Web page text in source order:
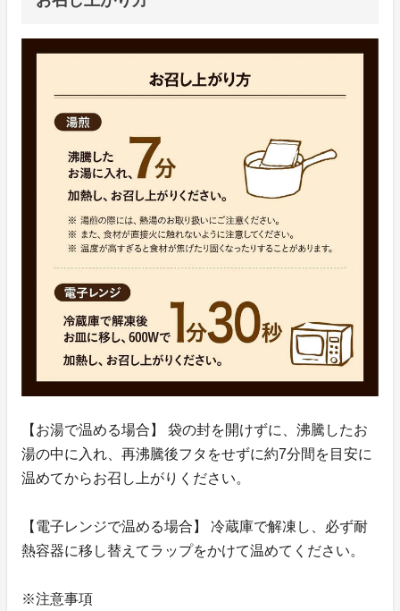
【お湯で温める場合】 袋の封を開けずに、沸騰したお
湯の中に入れ、再沸騰後フタをせずに約7分間を目安に
温めてからお召し上がりください。
【電子レンジで温める場合】 冷蔵庫で解凍し、必ず耐
熱容器に移し替えてラップをかけて温めてください。
※注意事項